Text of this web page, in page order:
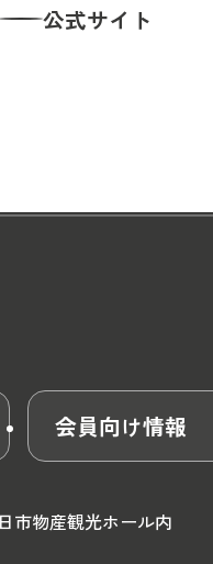
公式サイト
会員向け情報
市物産観光ホール内